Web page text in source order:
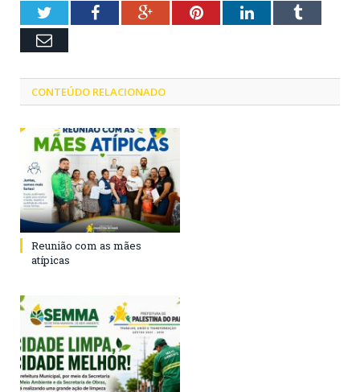
TwitterFacebookGoogle+PinterestLinkedInTumblr
Email
CONTEÚDO RELACIONADO
Reunião com as mães
atípicas